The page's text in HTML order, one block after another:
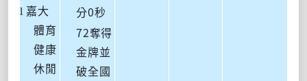
l 嘉大
體育
健康
休閒
分0秒
72奪得
金牌並
破全國